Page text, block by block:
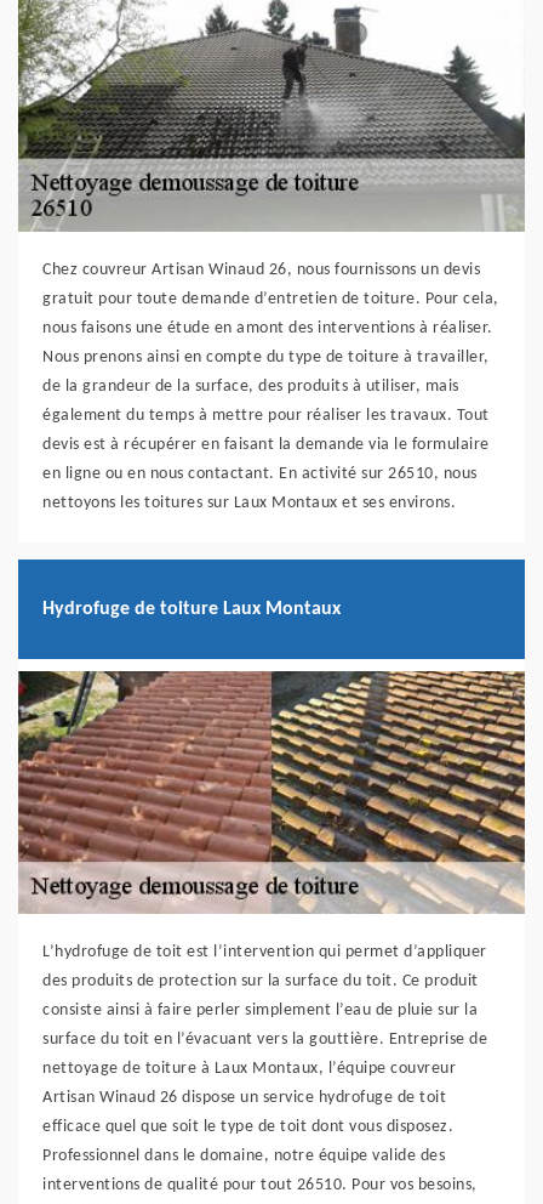
Chez couvreur Artisan Winaud 26, nous fournissons un devis
gratuit pour toute demande d’entretien de toiture. Pour cela,
nous faisons une étude en amont des interventions à réaliser.
Nous prenons ainsi en compte du type de toiture à travailler,
de la grandeur de la surface, des produits à utiliser, mais
également du temps à mettre pour réaliser les travaux. Tout
devis est à récupérer en faisant la demande via le formulaire
en ligne ou en nous contactant. En activité sur 26510, nous
nettoyons les toitures sur Laux Montaux et ses environs.
Hydrofuge de toiture Laux Montaux
L’hydrofuge de toit est l’intervention qui permet d’appliquer
des produits de protection sur la surface du toit. Ce produit
consiste ainsi à faire perler simplement l’eau de pluie sur la
surface du toit en l’évacuant vers la gouttière. Entreprise de
nettoyage de toiture à Laux Montaux, l’équipe couvreur
Artisan Winaud 26 dispose un service hydrofuge de toit
efficace quel que soit le type de toit dont vous disposez.
Professionnel dans le domaine, notre équipe valide des
interventions de qualité pour tout 26510. Pour vos besoins,